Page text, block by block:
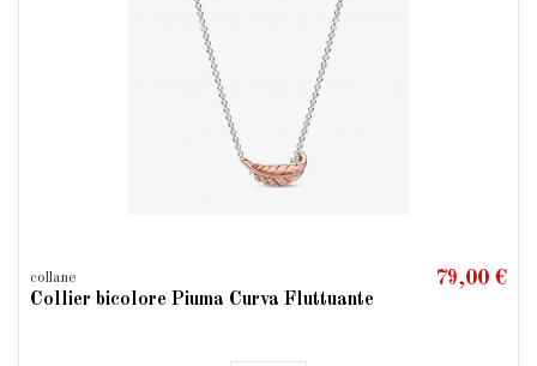
collane
Collier bicolore Piuma Curva Fluttuante
79,00 €